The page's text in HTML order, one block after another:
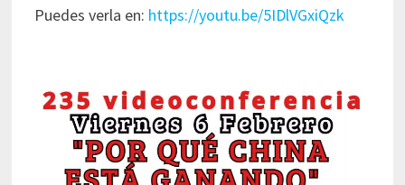
Puedes verla en: https://youtu.be/5IDlVGxiQzk